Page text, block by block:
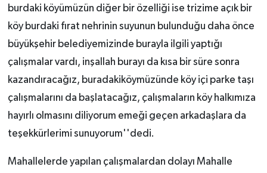
burdaki köyümüzün diğer bir özelliği ise trizime açık bir
köy burdaki fırat nehrinin suyunun bulunduğu daha önce
büyükşehir belediyemizinde burayla ilgili yaptığı
çalışmalar vardı, inşallah burayı da kısa bir süre sonra
kazandıracağız, buradakiköymüzünde köy içi parke taşı
çalışmalarını da başlatacağız, çalışmaların köy halkımıza
hayırlı olmasını diliyorum emeği geçen arkadaşlara da
teşekkürlerimi sunuyorum''dedi.
Mahallelerde yapılan çalışmalardan dolayı Mahalle